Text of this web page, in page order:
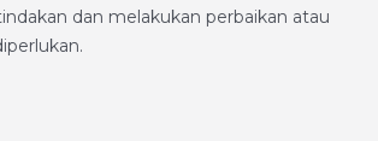
dan melakukan perbaikan atau